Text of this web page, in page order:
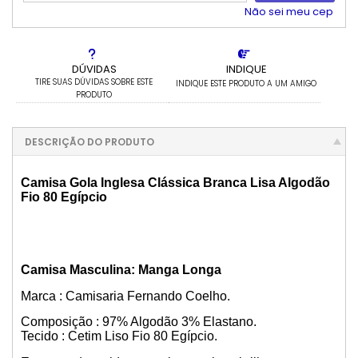
DÚVIDAS
TIRE SUAS DÚVIDAS SOBRE ESTE
PRODUTO
INDIQUE
INDIQUE ESTE PRODUTO A UM AMIGO
5x com juros de R$ 164,46
6x com juros de R$ 139,01
11x com juros de R$ 81,17
12x com juros de R$ 75,39
Não sei meu cep
DESCRIÇÃO DO PRODUTO
Camisa Gola Inglesa Clássica Branca Lisa Algodão
Fio 80 Egípcio
Camisa Masculina: Manga Longa
Marca : Camisaria Fernando Coelho.
Composição : 97% Algodão 3% Elastano.
Tecido : Cetim Liso Fio 80 Egípcio.